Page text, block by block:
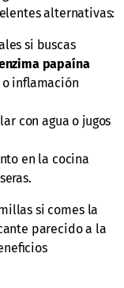
alternativas:
si buscas
papaína
inflamación
con agua o jugos
en la cocina
si comes la
parecido a la